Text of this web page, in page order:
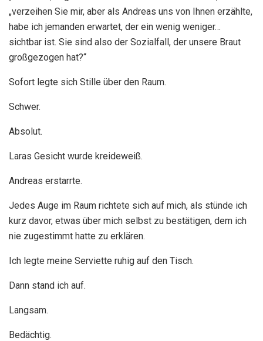
„verzeihen Sie mir, aber als Andreas uns von Ihnen erzählte,
habe ich jemanden erwartet, der ein wenig weniger…
sichtbar ist. Sie sind also der Sozialfall, der unsere Braut
großgezogen hat?“
Sofort legte sich Stille über den Raum.
Schwer.
Absolut.
Laras Gesicht wurde kreideweiß.
Andreas erstarrte.
Jedes Auge im Raum richtete sich auf mich, als stünde ich
kurz davor, etwas über mich selbst zu bestätigen, dem ich
nie zugestimmt hatte zu erklären.
Ich legte meine Serviette ruhig auf den Tisch.
Dann stand ich auf.
Langsam.
Bedächtig.